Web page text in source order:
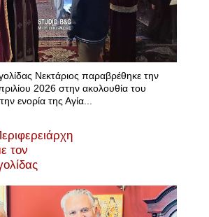
Νεκτάριος παραβρέθηκε την
2026 στην ακολουθία του
ενορία της Αγία...
τον